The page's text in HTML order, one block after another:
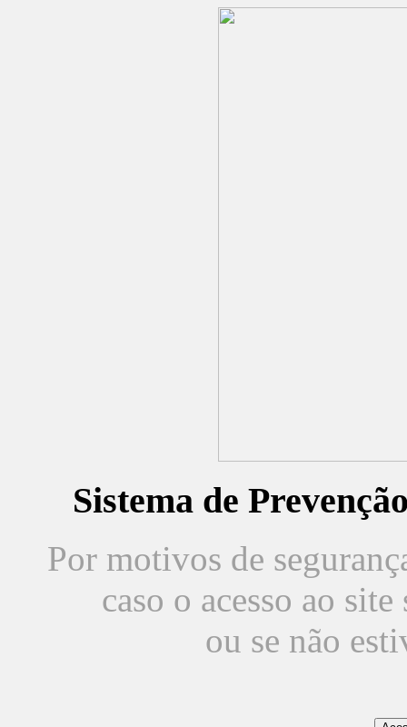
Sistema de
Por motivos de
caso o acesso ao
ou se não